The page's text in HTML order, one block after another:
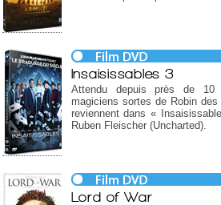
Insaisissables 3
Attendu depuis près de
magiciens sortes de Robin
reviennent dans «
Ruben Fleischer (Uncharted).
Lord of War